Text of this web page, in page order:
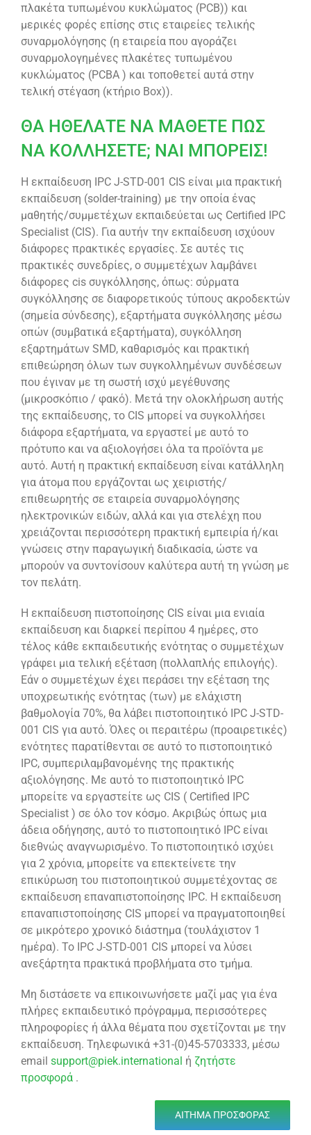
πλακέτα τυπωμένου κυκλώματος (PCB)) και
μερικές φορές επίσης στις εταιρείες τελικής
συναρμολόγησης (η εταιρεία που αγοράζει
συναρμολογημένες πλακέτες τυπωμένου
κυκλώματος (PCBA ) και τοποθετεί αυτά στην
τελική στέγαση (κτήριο Box)).
ΘΑ ΗΘΕΛΑΤΕ ΝΑ ΜΑΘΕΤΕ ΠΩΣ
ΝΑ ΚΟΛΛΗΣΕΤΕ; ΝΑΙ ΜΠΟΡΕΙΣ!
Η εκπαίδευση IPC J-STD-001 CIS είναι μια πρακτική
εκπαίδευση (solder-training) με την οποία ένας
μαθητής/συμμετέχων εκπαιδεύεται ως Certified IPC
Specialist (CIS). Για αυτήν την εκπαίδευση ισχύουν
διάφορες πρακτικές εργασίες. Σε αυτές τις
πρακτικές συνεδρίες, ο συμμετέχων λαμβάνει
διάφορες cis συγκόλλησης, όπως: σύρματα
συγκόλλησης σε διαφορετικούς τύπους ακροδεκτών
(σημεία σύνδεσης), εξαρτήματα συγκόλλησης μέσω
οπών (συμβατικά εξαρτήματα), συγκόλληση
εξαρτημάτων SMD, καθαρισμός και πρακτική
επιθεώρηση όλων των συγκολλημένων συνδέσεων
που έγιναν με τη σωστή ισχύ μεγέθυνσης
(μικροσκόπιο / φακό). Μετά την ολοκλήρωση αυτής
της εκπαίδευσης, το CIS μπορεί να συγκολλήσει
διάφορα εξαρτήματα, να εργαστεί με αυτό το
πρότυπο και να αξιολογήσει όλα τα προϊόντα με
αυτό. Αυτή η πρακτική εκπαίδευση είναι κατάλληλη
για άτομα που εργάζονται ως χειριστής/
επιθεωρητής σε εταιρεία συναρμολόγησης
ηλεκτρονικών ειδών, αλλά και για στελέχη που
χρειάζονται περισσότερη πρακτική εμπειρία ή/και
γνώσεις στην παραγωγική διαδικασία, ώστε να
μπορούν να συντονίσουν καλύτερα αυτή τη γνώση με
τον πελάτη.
Η εκπαίδευση πιστοποίησης CIS είναι μια ενιαία
εκπαίδευση και διαρκεί περίπου 4 ημέρες, στο
τέλος κάθε εκπαιδευτικής ενότητας ο συμμετέχων
γράφει μια τελική εξέταση (πολλαπλής επιλογής).
Εάν ο συμμετέχων έχει περάσει την εξέταση της
υποχρεωτικής ενότητας (των) με ελάχιστη
βαθμολογία 70%, θα λάβει πιστοποιητικό IPC J-STD-
001 CIS για αυτό. Όλες οι περαιτέρω (προαιρετικές)
ενότητες παρατίθενται σε αυτό το πιστοποιητικό
IPC, συμπεριλαμβανομένης της πρακτικής
αξιολόγησης. Με αυτό το πιστοποιητικό IPC
μπορείτε να εργαστείτε ως CIS ( Certified IPC
Specialist ) σε όλο τον κόσμο. Ακριβώς όπως μια
άδεια οδήγησης, αυτό το πιστοποιητικό IPC είναι
διεθνώς αναγνωρισμένο. Το πιστοποιητικό ισχύει
για 2 χρόνια, μπορείτε να επεκτείνετε την
επικύρωση του πιστοποιητικού συμμετέχοντας σε
εκπαίδευση επαναπιστοποίησης IPC. Η εκπαίδευση
επαναπιστοποίησης CIS μπορεί να πραγματοποιηθεί
σε μικρότερο χρονικό διάστημα (τουλάχιστον 1
ημέρα). Το IPC J-STD-001 CIS μπορεί να λύσει
ανεξάρτητα πρακτικά προβλήματα στο τμήμα.
Μη διστάσετε να επικοινωνήσετε μαζί μας για ένα
πλήρες εκπαιδευτικό πρόγραμμα, περισσότερες
πληροφορίες ή άλλα θέματα που σχετίζονται με την
εκπαίδευση. Τηλεφωνικά +31-(0)45-5703333, μέσω
email support@piek.international ή ζητήστε
προσφορά.
ΑΊΤΗΜΑ ΠΡΟΣΦΟΡΆΣ